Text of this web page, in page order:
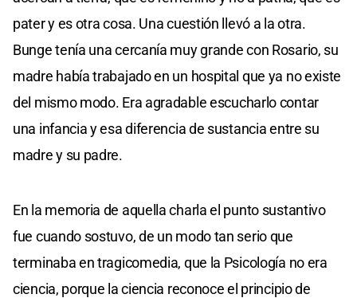
pater y es otra cosa. Una cuestión llevó a la otra.
Bunge tenía una cercanía muy grande con Rosario, su
madre había trabajado en un hospital que ya no existe
del mismo modo. Era agradable escucharlo contar
una infancia y esa diferencia de sustancia entre su
madre y su padre.
En la memoria de aquella charla el punto sustantivo
fue cuando sostuvo, de un modo tan serio que
terminaba en tragicomedia, que la Psicología no era
ciencia, porque la ciencia reconoce el principio de